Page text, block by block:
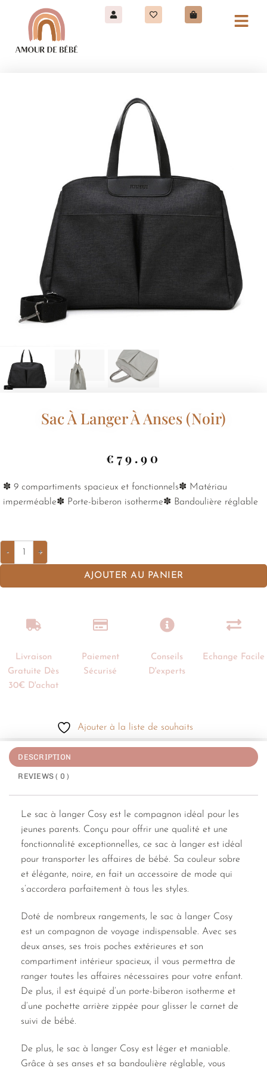
Sac À Langer À Anses (Noir)
€ 79.90
✽ 9 compartiments spacieux et fonctionnels✽ Matériau
imperméable✽ Porte-biberon isotherme✽ Bandoulière réglable
AJOUTER AU PANIER
Livraison
Gratuite Dès
30€ D'achat
Paiement
Sécurisé
Conseils
D'experts
Echange Facile
Ajouter à la liste de souhaits
DESCRIPTION
REVIEWS ( 0 )
Le sac à langer Cosy est le compagnon idéal pour les
jeunes parents. Conçu pour offrir une qualité et une
fonctionnalité exceptionnelles, ce sac à langer est idéal
pour transporter les affaires de bébé. Sa couleur sobre
et élégante, noire, en fait un accessoire de mode qui
s’accordera parfaitement à tous les styles.
Doté de nombreux rangements, le sac à langer Cosy
est un compagnon de voyage indispensable. Avec ses
deux anses, ses trois poches extérieures et son
compartiment intérieur spacieux, il vous permettra de
ranger toutes les affaires nécessaires pour votre enfant.
De plus, il est équipé d’un porte-biberon isotherme et
d’une pochette arrière zippée pour glisser le carnet de
suivi de bébé.
De plus, le sac à langer Cosy est léger et maniable.
Grâce à ses anses et sa bandoulière réglable, vous